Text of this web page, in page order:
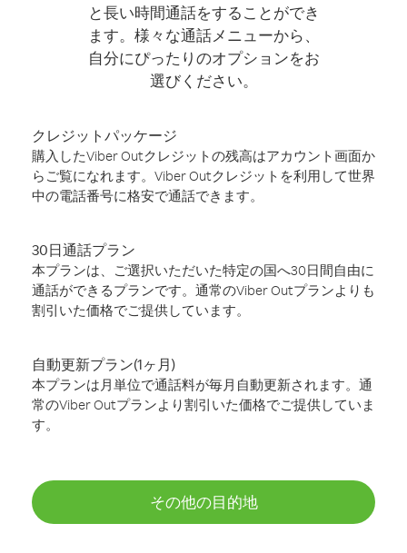
と長い時間通話をすることができ
ます。様々な通話メニューから、
自分にぴったりのオプションをお
選びください。
クレジットパッケージ
購入したViber Outクレジットの残高はアカウント画面か
らご覧になれます。Viber Outクレジットを利用して世界
中の電話番号に格安で通話できます。
30日通話プラン
本プランは、ご選択いただいた特定の国へ30日間自由に
通話ができるプランです。通常のViber Outプランよりも
割引いた価格でご提供しています。
自動更新プラン(1ヶ月)
本プランは月単位で通話料が毎月自動更新されます。通
常のViber Outプランより割引いた価格でご提供していま
す。
その他の目的地